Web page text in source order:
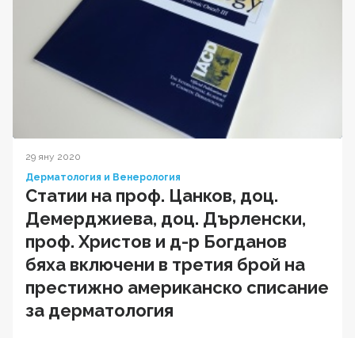
29 яну 2020
Дерматология и Венерология
Статии на проф. Цанков, доц.
Демерджиева, доц. Дърленски,
проф. Христов и д-р Богданов
бяха включени в третия брой на
престижно американско списание
за дерматология